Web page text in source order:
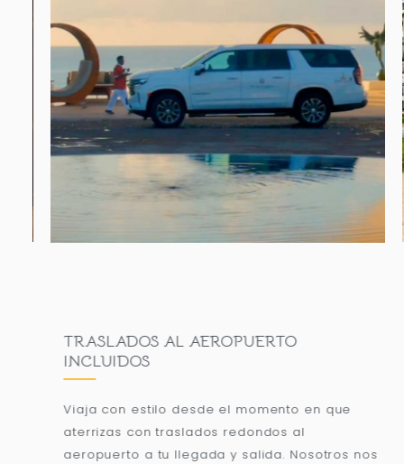
TRASLADOS AL AEROPUERTO
INCLUIDOS
Viaja con estilo desde el momento en que
aterrizas con traslados redondos al
aeropuerto a tu llegada y salida. Nosotros nos